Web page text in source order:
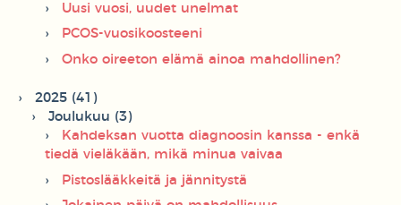
Uusi vuosi, uudet unelmat
PCOS-vuosikoosteeni
Onko oireeton elämä ainoa mahdollinen?
2025 (41)
Joulukuu (3)
Kahdeksan vuotta diagnoosin kanssa - enkä
tiedä vieläkään, mikä minua vaivaa
Pistoslääkkeitä ja jännitystä